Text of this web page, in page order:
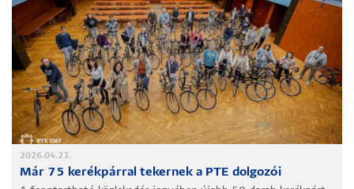
2026.04.23.
Már 75 kerékpárral tekernek a PTE dolgozói